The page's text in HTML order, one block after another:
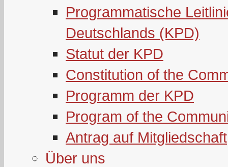
Programmatische
Deutschlands (KPD)
Statut der KPD
Constitution of the
Programm der KPD
Program of the
Antrag auf Mitgliedschaft
Über uns